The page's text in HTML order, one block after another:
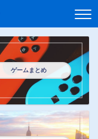
ゲームまとめ